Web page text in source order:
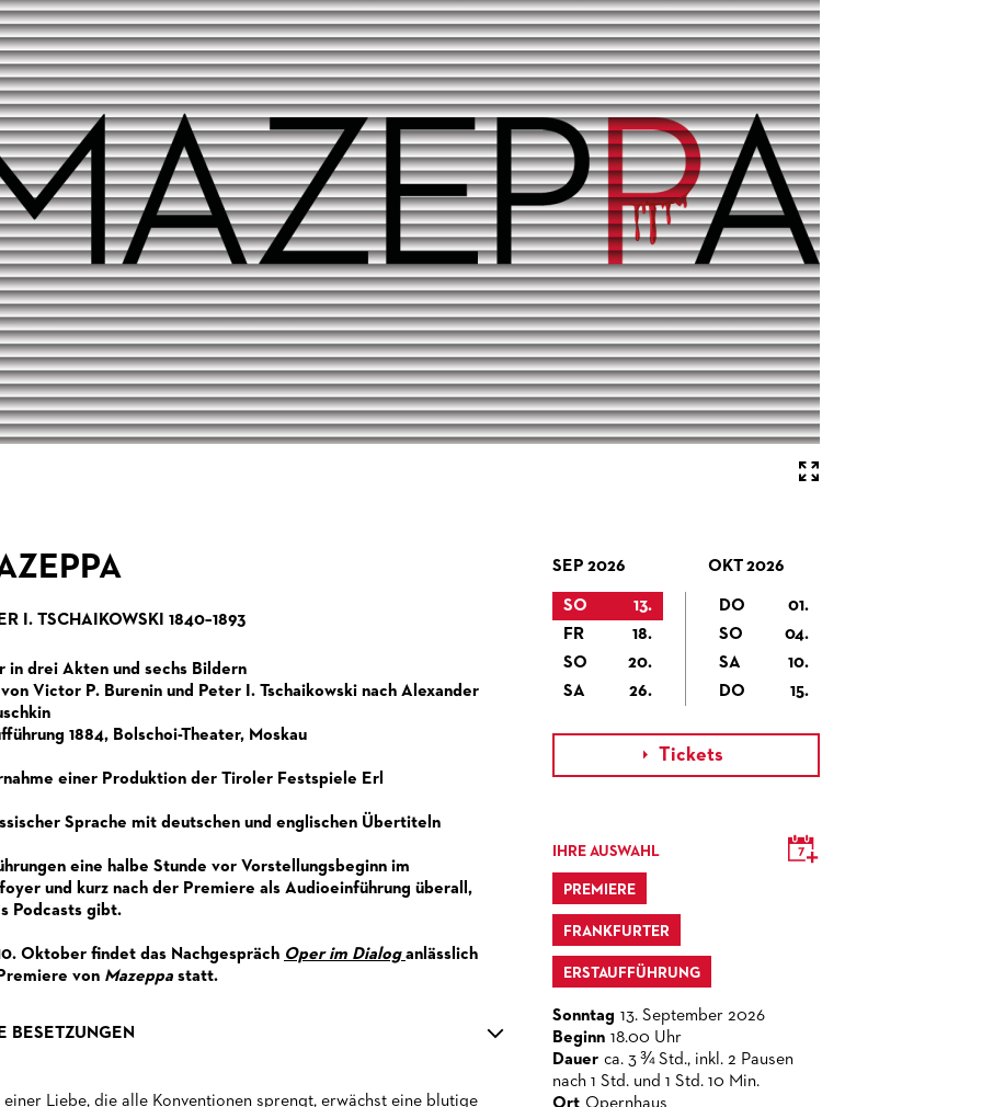
I. TSCHAIKOWSKI 1840–1893
in drei Akten und sechs Bildern
Victor P. Burenin und Peter I. Tschaikowski nach Alexander
1884, Bolschoi-Theater, Moskau
einer Produktion der Tiroler Festspiele Erl
Sprache mit deutschen und englischen Übertiteln
eine halbe Stunde vor Vorstellungsbeginn im
und kurz nach der Premiere als Audioeinführung überall,
Podcasts gibt.
Oktober findet das Nachgespräch Oper im Dialoganlässlich
von Mazeppa statt.
BESETZUNGEN
einer Liebe, die alle Konventionen sprengt, erwächst eine blutige
SEP 2026
SO
13.
FR
18.
SO
20.
SA
26.
OKT 2026
DO
01.
SO
04.
SA
10.
DO
15.
 Tickets
IHRE AUSWAHL
PREMIERE
FRANKFURTER
ERSTAUFFÜHRUNG
Sonntag 13. September 2026
Beginn 18.00 Uhr
Dauer ca. 3 ¾ Std., inkl. 2 Pausen
nach 1 Std. und 1 Std. 10 Min.